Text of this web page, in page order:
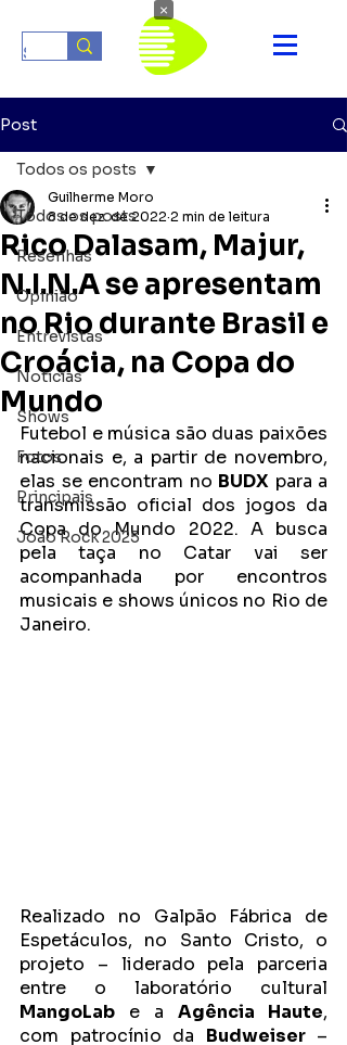
Post
Todos os posts
Resenhas
Opinião
Entrevistas
Notícias
Shows
Fotos
Principais
João Rock 2025
Todos os posts
Rico Dalasam, Majur,
N.I.N.A se apresentam
no Rio durante Brasil e
Croácia, na Copa do
Mundo
Guilherme Moro
8 de dez. de 2022 2 min de leitura
Futebol e música são duas paixões
nacionais e, a partir de novembro,
elas se encontram no BUDX para a
transmissão oficial dos jogos da
Copa do Mundo 2022. A busca
pela taça no Catar vai ser
acompanhada por encontros
musicais e shows únicos no Rio de
Janeiro.
Realizado no Galpão Fábrica de
Espetáculos, no Santo Cristo, o
projeto – liderado pela parceria
MangoLab e a Agência Haute,
com patrocínio da Budweiser –
×